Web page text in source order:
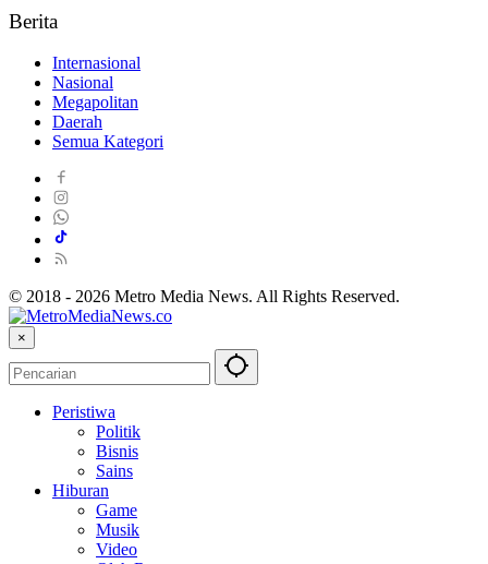
Berita
Internasional
Nasional
Megapolitan
Daerah
Semua Kategori
© 2018 - 2026 Metro Media News. All Rights Reserved.
×
Peristiwa
Politik
Bisnis
Sains
Hiburan
Game
Musik
Video